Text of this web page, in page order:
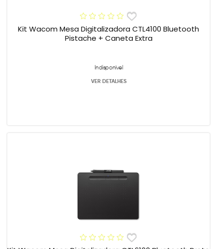
Kit Wacom Mesa Digitalizadora CTL4100 Bluetooth
Pistache + Caneta Extra
Indisponível
VER DETALHES